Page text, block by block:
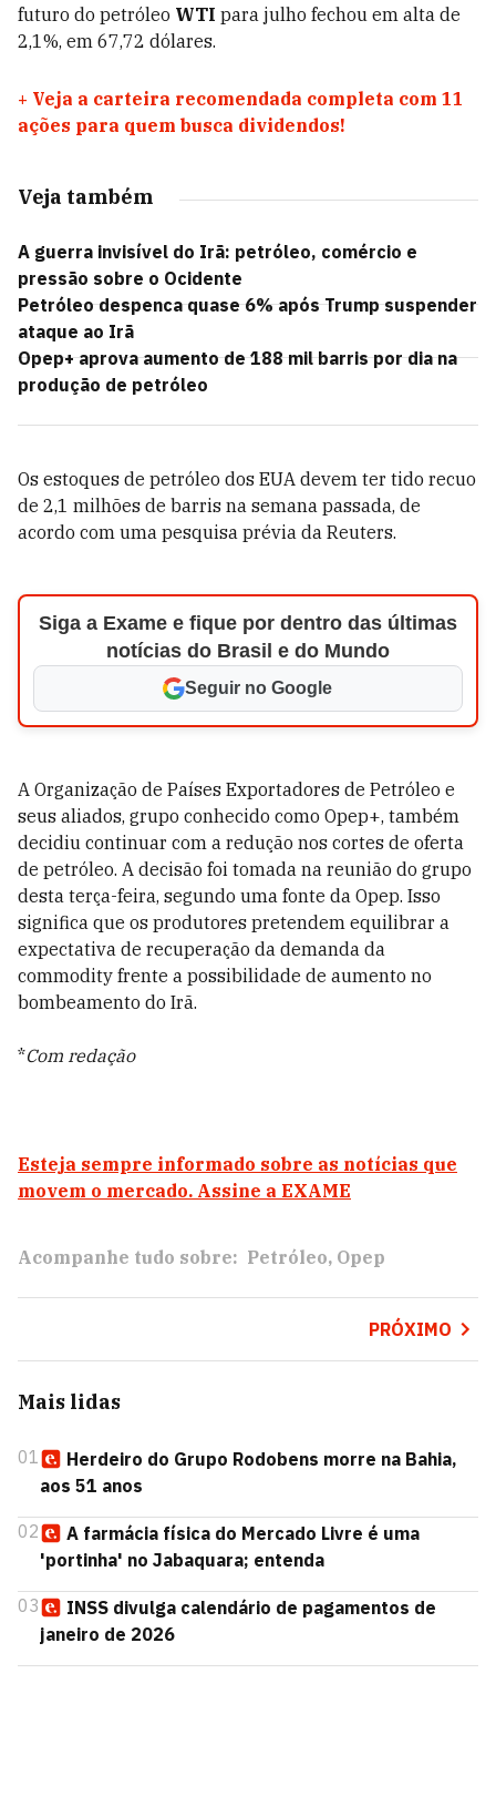
futuro do petróleo WTI para julho fechou em alta de
2,1%, em 67,72 dólares.
+ Veja a carteira recomendada completa com 11
ações para quem busca dividendos!
Veja também
A guerra invisível do Irã: petróleo, comércio e
pressão sobre o Ocidente
Petróleo despenca quase 6% após Trump suspender
ataque ao Irã
Opep+ aprova aumento de 188 mil barris por dia na
produção de petróleo
Os estoques de petróleo dos EUA devem ter tido recuo
de 2,1 milhões de barris na semana passada, de
acordo com uma pesquisa prévia da Reuters.
Siga a Exame e fique por dentro das últimas
notícias do Brasil e do Mundo
Seguir no Google
A Organização de Países Exportadores de Petróleo e
seus aliados, grupo conhecido como Opep+, também
decidiu continuar com a redução nos cortes de oferta
de petróleo. A decisão foi tomada na reunião do grupo
desta terça-feira, segundo uma fonte da Opep. Isso
significa que os produtores pretendem equilibrar a
expectativa de recuperação da demanda da
commodity frente a possibilidade de aumento no
bombeamento do Irã.
*Com redação
Esteja sempre informado sobre as notícias que
movem o mercado. Assine a EXAME
Acompanhe tudo sobre: Petróleo Opep
PRÓXIMO
Mais lidas
01
Herdeiro do Grupo Rodobens morre na Bahia,
aos 51 anos
02
A farmácia física do Mercado Livre é uma
'portinha' no Jabaquara; entenda
03
INSS divulga calendário de pagamentos de
janeiro de 2026